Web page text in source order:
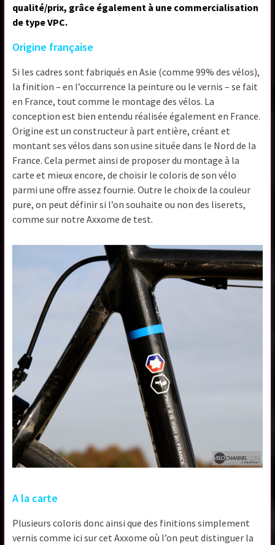
qualité/prix, grâce également à une commercialisation
de type VPC.
Origine française
Si les cadres sont fabriqués en Asie (comme 99% des vélos),
la finition – en l’occurrence la peinture ou le vernis – se fait
en France, tout comme le montage des vélos. La
conception est bien entendu réalisée également en France.
Origine est un constructeur à part entière, créant et
montant ses vélos dans son usine située dans le Nord de la
France. Cela permet ainsi de proposer du montage à la
carte et mieux encore, de choisir le coloris de son vélo
parmi une offre assez fournie. Outre le choix de la couleur
pure, on peut définir si l’on souhaite ou non des liserets,
comme sur notre Axxome de test.
A la carte
Plusieurs coloris donc ainsi que des finitions simplement
vernis comme ici sur cet Axxome où l’on peut distinguer la